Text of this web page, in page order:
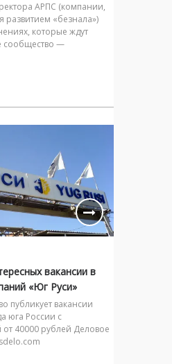
АРПС (компании,
развитием «безнала»)
которые ждут
сообщество —
вакансии в
«Юг Руси»
публикует вакансии
юга России с
40000 рублей Деловое